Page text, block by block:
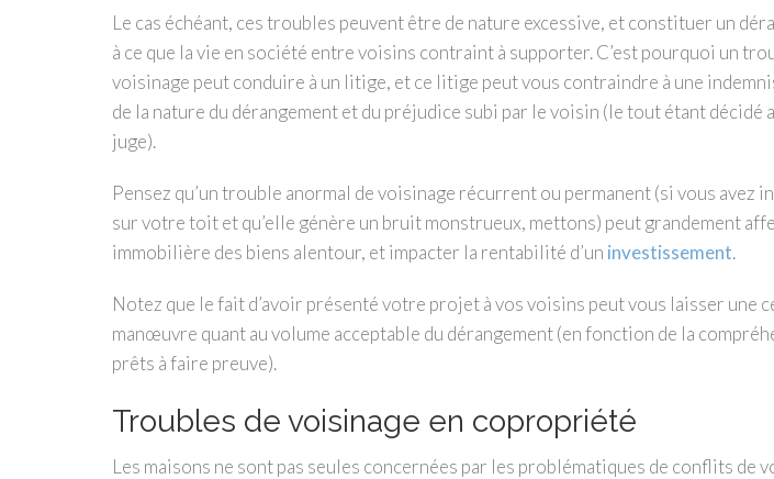
Le cas échéant, ces troubles peuvent être de nature excessive, et constituer un
à ce que la vie en société entre voisins contraint à supporter. C’est pourquoi un
voisinage peut conduire à un litige, et ce litige peut vous contraindre à une
de la nature du dérangement et du préjudice subi par le voisin (le tout étant décidé
juge).
Pensez qu’un trouble anormal de voisinage récurrent ou permanent (si vous avez
sur votre toit et qu’elle génère un bruit monstrueux, mettons) peut grandement
immobilière des biens alentour, et impacter la rentabilité d’un investissement.
Notez que le fait d’avoir présenté votre projet à vos voisins peut vous laisser une
manœuvre quant au volume acceptable du dérangement (en fonction de la
prêts à faire preuve).
Troubles de voisinage en copropriété
Les maisons ne sont pas seules concernées par les problématiques de conflits de